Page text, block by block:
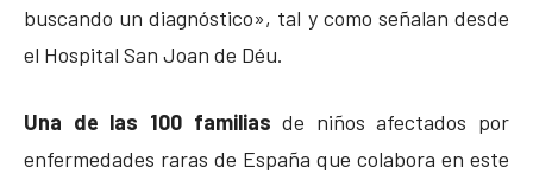
buscando un diagnóstico», tal y como señalan desde
el Hospital San Joan de Déu.
Una de las 100 familias de niños afectados por
enfermedades raras de España que colabora en este